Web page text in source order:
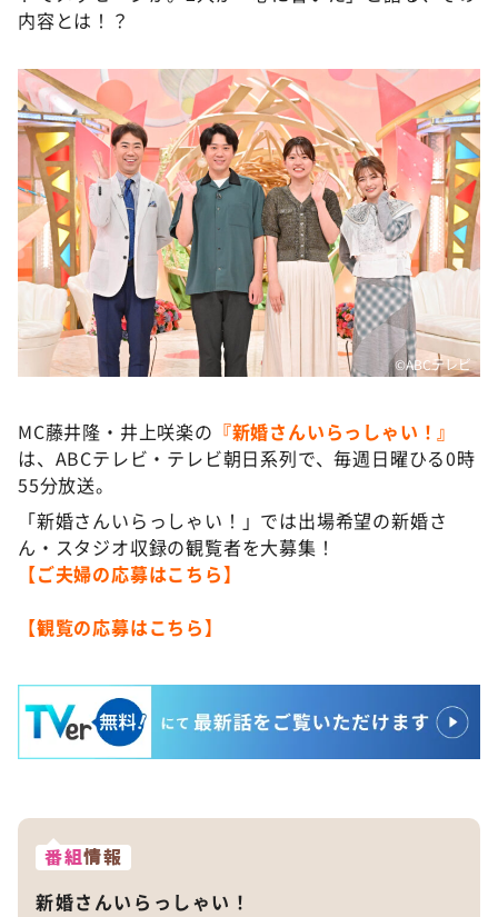
内容とは！？
©ABCテレビ
MC藤井隆・井上咲楽の 『新婚さんいらっしゃい！』
は、ABCテレビ・テレビ朝日系列で、毎週日曜ひる0時
55分放送。
「新婚さんいらっしゃい！」では出場希望の新婚さ
ん・スタジオ収録の観覧者を大募集！
【ご夫婦の応募はこちら】
【観覧の応募はこちら】
番組情報
新婚さんいらっしゃい！